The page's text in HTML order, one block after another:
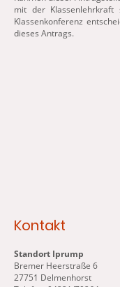
mit der Klassenlehrkraft
Klassenkonferenz
dieses Antrags.
Kontakt
Standort Iprump
Bremer Heerstraße 6
27751 Delmenhorst